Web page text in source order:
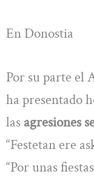
En Donostia
Por su parte el
ha presentado
las agresiones
“Festetan ere
“Por unas